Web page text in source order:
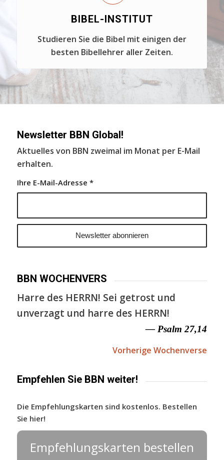
BIBEL-INSTITUT
Studieren Sie die Bibel mit einigen der
besten Bibellehrer aller Zeiten.
Newsletter BBN Global!
Aktuelles von BBN zweimal im Monat per E-Mail
erhalten.
Ihre E-Mail-Adresse *
BBN WOCHENVERS
Harre des HERRN! Sei getrost und
unverzagt und harre des HERRN!
— Psalm 27,14
Vorherige Wochenverse
Empfehlen Sie BBN weiter!
Die Empfehlungskarten sind kostenlos. Bestellen
Sie hier!
Empfehlungskarten bestellen